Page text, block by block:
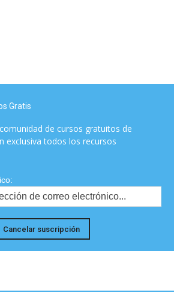
Gratis
de cursos gratuitos de
exclusiva todos los recursos